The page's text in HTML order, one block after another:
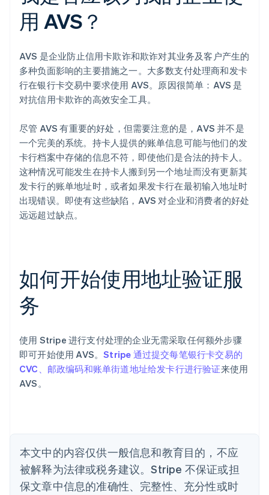
用 AVS？
AVS 是企业防止信用卡欺诈和欺诈对其业务及客户产生的
多种负面影响的主要措施之一。大多数支付处理商和发卡
行在银行卡交易中要求使用 AVS。原因很简单：AVS 是
对抗信用卡欺诈的高效安全工具。
尽管 AVS 有重要的好处，但需要注意的是，AVS 并不是
一个完美的系统。持卡人提供的账单信息可能与他们的发
卡行档案中存储的信息不符，即使他们是合法的持卡人。
这种情况可能发生在持卡人搬到另一个地址而没有更新其
发卡行的账单地址时，或者如果发卡行在最初输入地址时
出现错误。即使有这些缺陷，AVS 对企业和消费者的好处
远远超过缺点。
如何开始使用地址验证服
务
使用 Stripe 进行支付处理的企业无需采取任何额外步骤
即可开始使用 AVS。Stripe 通过提交每笔银行卡交易的
CVC、邮政编码和账单街道地址给发卡行进行验证来使用
AVS。
本文中的内容仅供一般信息和教育目的，不应
被解释为法律或税务建议。Stripe 不保证或担
保文章中信息的准确性、完整性、充分性或时
阿联酋
爱沙尼亚
English
奥地利
巴西
Português English
保加利亚
English
比利时
丹麦
English
德国
DeutschEnglish
法国